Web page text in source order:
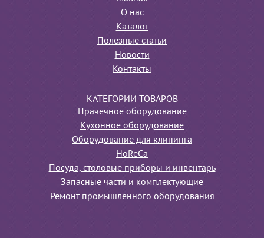
О нас
Каталог
Полезные статьи
Новости
Контакты
КАТЕГОРИИ ТОВАРОВ
Прачечное оборудование
Кухонное оборудование
Оборудование для клининга
HoReCa
Посуда, столовые приборы и инвентарь
Запасные части и комплектующие
Ремонт промышленного оборудования